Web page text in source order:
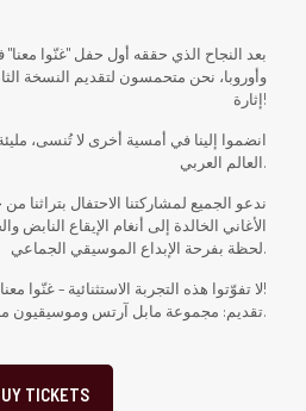
بعد النجاح الذي حققه أول حفل "غنّوا معنا"
وأوروبا، نحن متحمسون لتقديم النسخة
إثارة!
انضموا إلينا في أمسية أخرى لا تُنسى،
العالم العربي.
ندعو الجميع لمشاركتنا الاحتفال بتراثنا
الأغاني الخالدة إلى أنغام الإيقاع
لحظة بفرحة الإبداع الموسيقي الجماعي.
لا تفوّتوا هذه التجربة الاستثنائية – غنّوا معنا 2!
تقديم: مجموعة مابل آرتس وموسيقيون من الأوركسترا العربية الكندية.
TICKETS